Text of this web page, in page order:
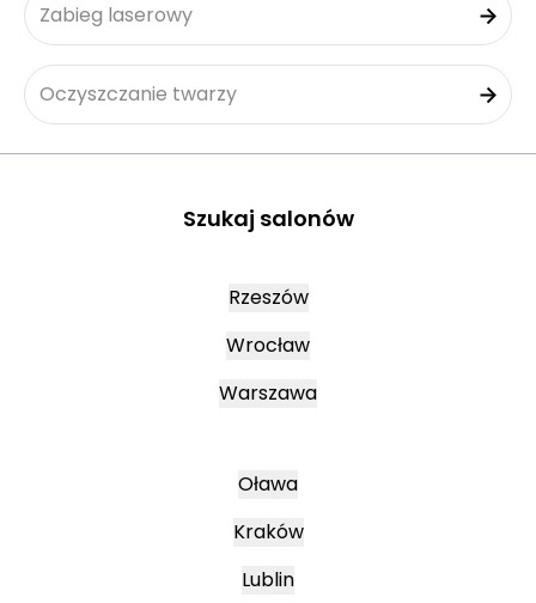
Zabieg laserowy
Oczyszczanie twarzy
Szukaj salonów
Rzeszów
Wrocław
Warszawa
Oława
Kraków
Lublin